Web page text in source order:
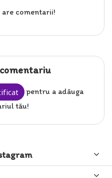
comentarii!
pentru a adăuga
tău!